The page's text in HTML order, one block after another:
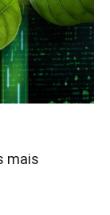
mais